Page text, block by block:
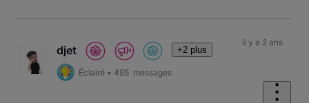
djet +2 plus
Éclairé • 495 messages
il y a 2 ans